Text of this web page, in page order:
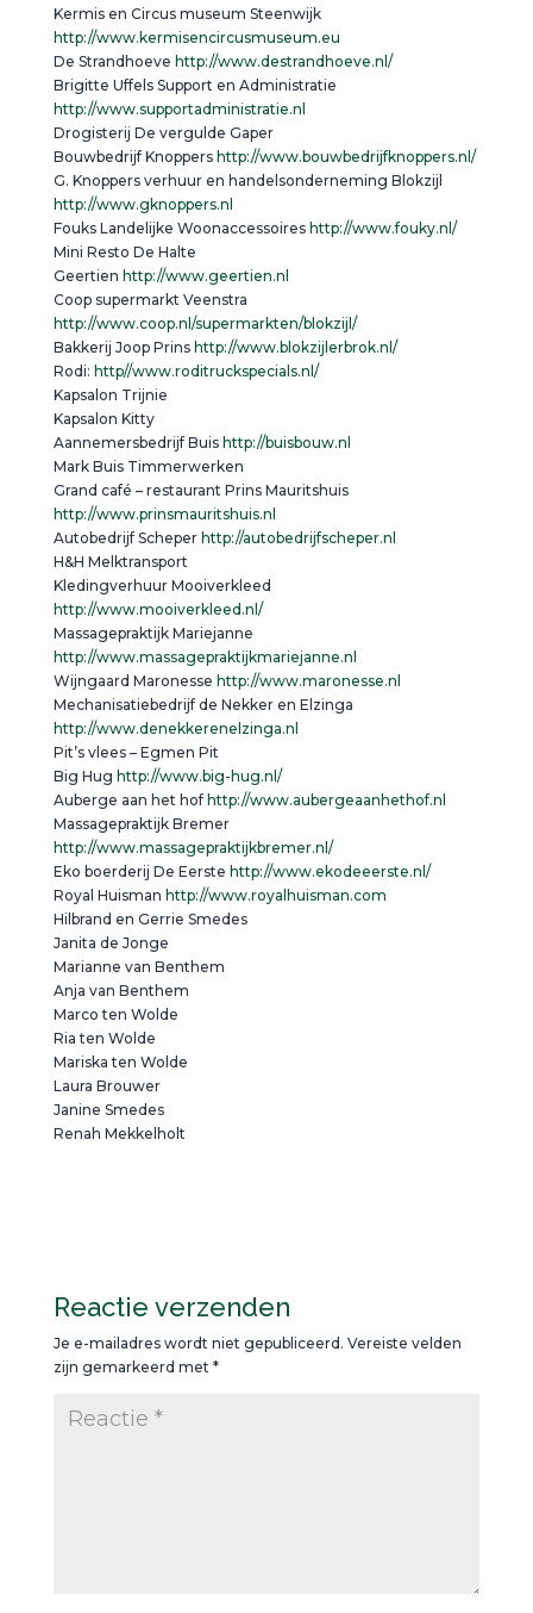
Kermis en Circus museum Steenwijk
http://www.kermisencircusmuseum.eu
De Strandhoeve http://www.destrandhoeve.nl/
Brigitte Uffels Support en Administratie
http://www.supportadministratie.nl
Drogisterij De vergulde Gaper
Bouwbedrijf Knoppers http://www.bouwbedrijfknoppers.nl/
G. Knoppers verhuur en handelsonderneming Blokzijl
http://www.gknoppers.nl
Fouks Landelijke Woonaccessoires http://www.fouky.nl/
Mini Resto De Halte
Geertien http://www.geertien.nl
Coop supermarkt Veenstra
http://www.coop.nl/supermarkten/blokzijl/
Bakkerij Joop Prins http://www.blokzijlerbrok.nl/
Rodi: http//www.roditruckspecials.nl/
Kapsalon Trijnie
Kapsalon Kitty
Aannemersbedrijf Buis http://buisbouw.nl
Mark Buis Timmerwerken
Grand café – restaurant Prins Mauritshuis
http://www.prinsmauritshuis.nl
Autobedrijf Scheperhttp://autobedrijfscheper.nl
H&H Melktransport
Kledingverhuur Mooiverkleed
http://www.mooiverkleed.nl/
Massagepraktijk Mariejanne
http://www.massagepraktijkmariejanne.nl
Wijngaard Maronesse http://www.maronesse.nl
Mechanisatiebedrijf de Nekker en Elzinga
http://www.denekkerenelzinga.nl
Pit’s vlees – Egmen Pit
Big Hug http://www.big-hug.nl/
Auberge aan het hof http://www.aubergeaanhethof.nl
Massagepraktijk Bremer
http://www.massagepraktijkbremer.nl/
Eko boerderij De Eerste http://www.ekodeeerste.nl/
Royal Huisman http://www.royalhuisman.com
Hilbrand en Gerrie Smedes
Janita de Jonge
Marianne van Benthem
Anja van Benthem
Marco ten Wolde
Ria ten Wolde
Mariska ten Wolde
Laura Brouwer
Janine Smedes
Renah Mekkelholt
Reactie verzenden
Je e-mailadres wordt niet gepubliceerd. Vereiste velden
zijn gemarkeerd met *